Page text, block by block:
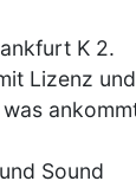
K 2.
Lizenz
Sound